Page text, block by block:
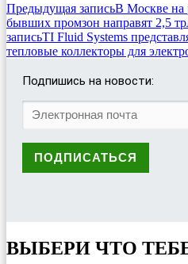
Предыдущая записьВ Москве на
бывших промзон направят 2,5
записьTI Fluid Systems
тепловые коллекторы для
Подпишись на новости:
ВЫБЕРИ ЧТО